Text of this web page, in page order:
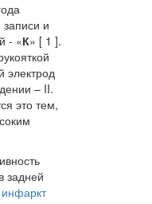
и
- «К» [ 1 ].
электрод
– II.
это тем,
задней
инфаркт